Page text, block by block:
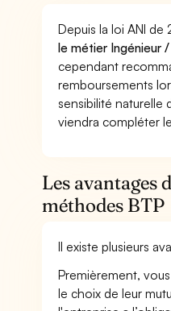
Depuis la loi ANI de
le métier Ingénieur
cependant
remboursements
sensibilité naturelle
viendra compléter
Les avantages
méthodes BTP
Il existe plusieurs
Premièrement,
le choix de leur